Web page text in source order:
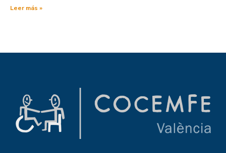
Leer más »